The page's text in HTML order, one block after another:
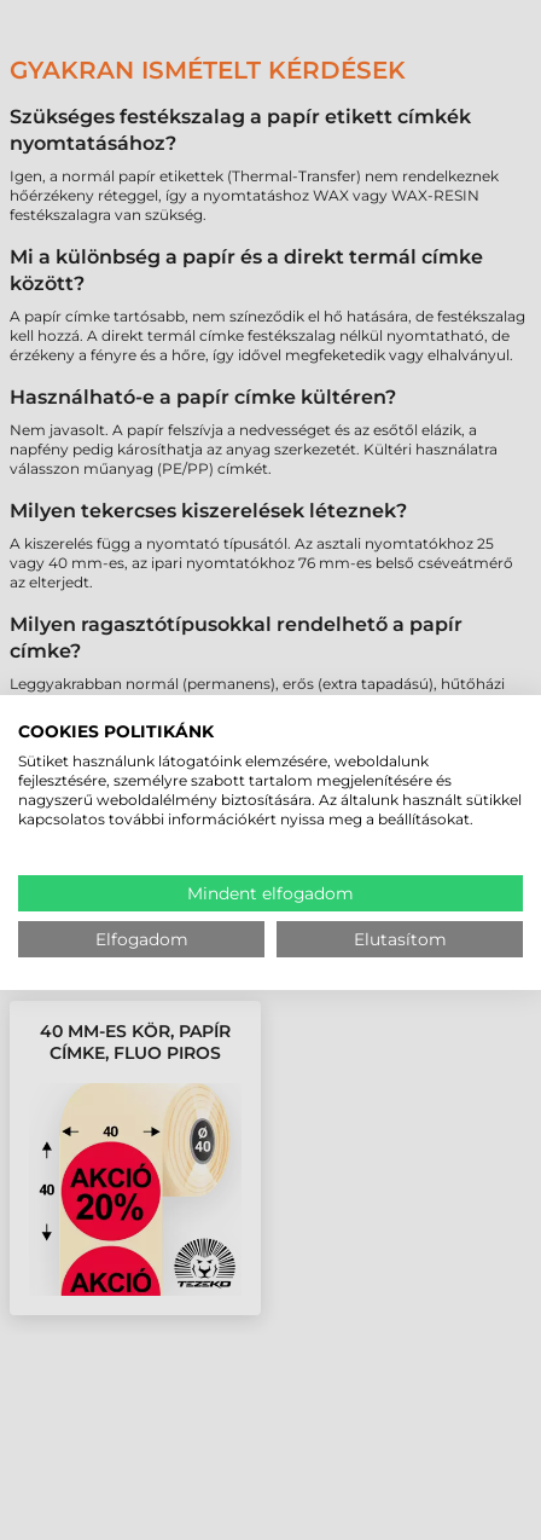
GYAKRAN ISMÉTELT KÉRDÉSEK
Szükséges festékszalag a papír etikett címkék
nyomtatásához?
Igen, a normál papír etikettek (Thermal-Transfer) nem rendelkeznek
hőérzékeny réteggel, így a nyomtatáshoz WAX vagy WAX-RESIN
festékszalagra van szükség.
Mi a különbség a papír és a direkt termál címke
között?
A papír címke tartósabb, nem színeződik el hő hatására, de festékszalag
kell hozzá. A direkt termál címke festékszalag nélkül nyomtatható, de
érzékeny a fényre és a hőre, így idővel megfeketedik vagy elhalványul.
Használható-e a papír címke kültéren?
Nem javasolt. A papír felszívja a nedvességet és az esőtől elázik, a
napfény pedig károsíthatja az anyag szerkezetét. Kültéri használatra
válasszon műanyag (PE/PP) címkét.
Milyen tekercses kiszerelések léteznek?
A kiszerelés függ a nyomtató típusától. Az asztali nyomtatókhoz 25
vagy 40 mm-es, az ipari nyomtatókhoz 76 mm-es belső cséveátmérő
az elterjedt.
Milyen ragasztótípusokkal rendelhető a papír
címke?
Leggyakrabban normál (permanens), erős (extra tapadású), hűtőházi
ragasztóval érhető el.
MEGBÍZHAT BENNÜNK! ISMERJE MEG
VÁSÁRLÓINK VÉLEMÉNYÉT
KÖVESSE BE YOUTUBE CSATORNÁNKAT!
LEGUTÓBB MEGTEKINTETT TERMÉKEK
40 MM-ES KÖR, PAPÍR
CÍMKE, FLUO PIROS
FELIRATTAL (1000
CÍMKE/TEKERCS)
COOKIES POLITIKÁNK
Sütiket használunk látogatóink elemzésére, weboldalunk
fejlesztésére, személyre szabott tartalom megjelenítésére és
nagyszerű weboldalélmény biztosítására. Az általunk használt sütikkel
kapcsolatos további információkért nyissa meg a beállításokat.
Mindent elfogadom
Elfogadom Elutasítom